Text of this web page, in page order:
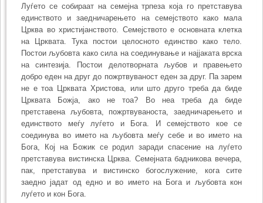
Луѓето се собираат на семејна трпеза која го претставува
единството и заедничарењето на семејството како мала
Црква во христијанството. Семејството е основната клетка
на Црквата. Тука постои целосното единство како тело.
Постои љубовта како сила на соедину­вање и најјаката врска
на синтезија. Постои делотворната љубов и праве­њето
добро еден на друг до пожртвуваност еден за друг. Па зарем
не е тоа Црквата Христова, или што друго треба да биде
Црквата Божја, ако не тоа? Во неа треба да биде
претставена љубовта, пожртвуваноста, заедничарењето и
единството меѓу луѓето и Бога. И семејството кое се
соединува во името на љубовта меѓу себе и во името на
Бога, Кој на Божик се родил заради спасение на луѓето
претставува вистинска Црква. Семејната бадникова вечера,
пак, претставува и вистинско бого­служение, кога сите
заедно јадат од едно и во името на Бога и љубовта кон
луѓето и кон Бога.